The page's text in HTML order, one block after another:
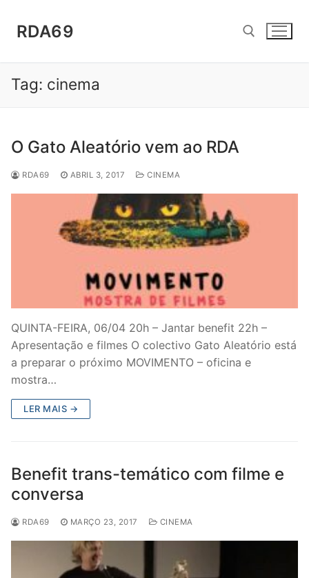
paraRDA69
Tag: cinema
O Gato Aleatório vem ao RDA
RDA69 ABRIL 3, 2017 CINEMA
QUINTA-FEIRA, 06/04 20h – Jantar benefit 22h –
Apresentação e filmes O colectivo Gato Aleatório está
a preparar o próximo MOVIMENTO – oficina e
mostra…
LER MAIS →
Benefit trans-temático com filme e
conversa
RDA69 MARÇO 23, 2017 CINEMA